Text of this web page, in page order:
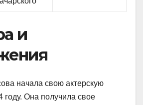
и
начала свою актерскую
году. Она получила свое